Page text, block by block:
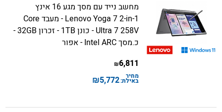
מחשב נייד עם מסך מגע 16 אינץ
Lenovo Yoga 7 2-in-1 - מעבד Core
Ultra 7 258V - כונן 1TB - זכרון 32GB -
כ.מסך Intel ARC - אפור
6,811
₪
מחיר
באילת:5,772
₪